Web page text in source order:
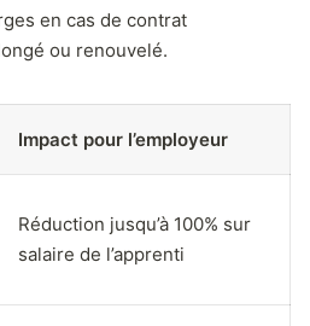
en cas de contrat
ou renouvelé.
Impact pour l’employeur
Réduction jusqu’à 100% sur
salaire de l’apprenti